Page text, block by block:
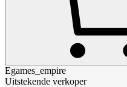
Egames_empire
Uitstekende verkoper